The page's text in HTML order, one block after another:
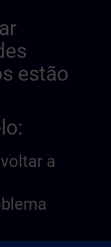
estão
a